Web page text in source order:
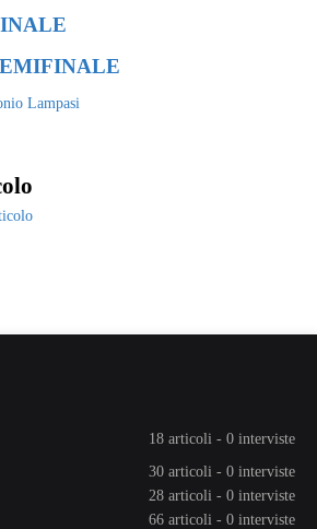
Lampasi
18 articoli - 0 interviste
30 articoli - 0 interviste
28 articoli - 0 interviste
66 articoli - 0 interviste